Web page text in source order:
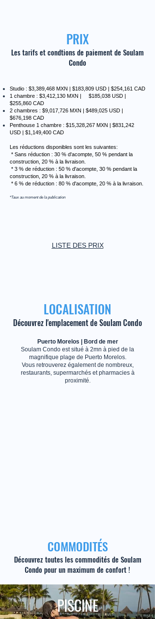
PRIX
Les tarifs et condtions de paiement de Soulam
Condo
Studio : $3,389,468 MXN | $183,809 USD | $254,161 CAD
1 chambre : $3,412,130 MXN | $185,038 USD |
$255,860 CAD
​2 chambres : $9,017,726 MXN | $489,025 USD |
$676,198 CAD
​Penthouse 1 chambre : $15,328,267 MXN | $831,242
USD | $1,149,400 CAD
Les réductions disponibles sont les suivantes:
* Sans réduction : 30 % d'acompte, 50 % pendant la
construction, 20 % à la livraison.
* 3 % de réduction : 50 % d'acompte, 30 % pendant la
construction, 20 % à la livraison.
* 6 % de réduction : 80 % d'acompte, 20 % à la livraison.
*Taux au moment de la publication
LISTE DES PRIX
LOCALISATION
Découvrez l'emplacement de Soulam Condo
Puerto Morelos | Bord de mer
Soulam Condo est situé à 2mn à pied de la
magnifique plage de Puerto Morelos.
Vous retrouverez également de nombreux,
restaurants, supermarchés et pharmacies à
proximité.
COMMODITÉS
Découvrez toutes les commodités de Soulam
Condo pour un maximum de confort !
PISCINE